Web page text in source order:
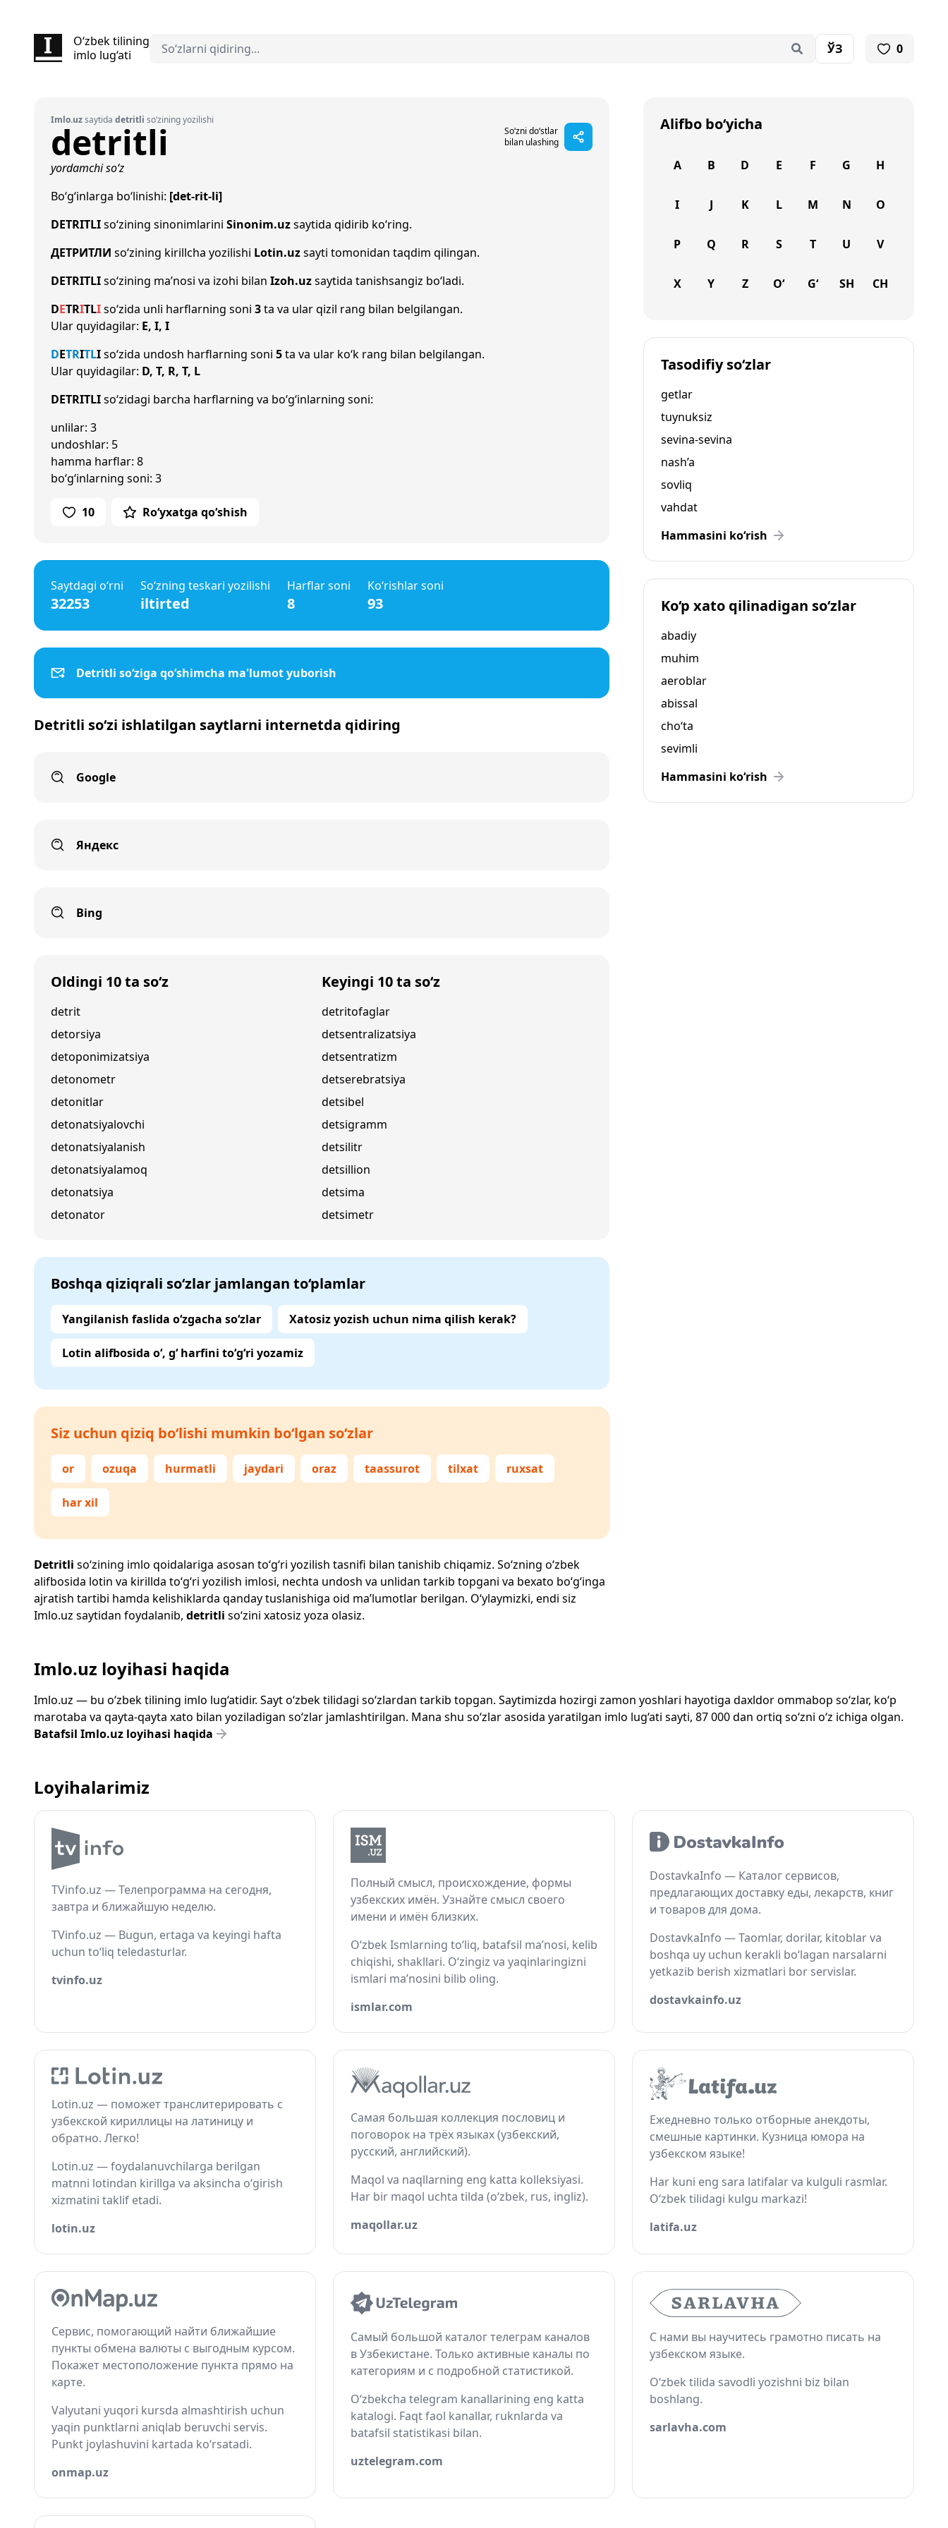
O‘zbek tilining
imlo lug‘ati
ЎЗ 0
Imlo.uzsaytida detritli so‘zining yozilishi
detritli
So‘zni do‘stlar
bilan ulashing
yordamchi so‘z
Bo‘g‘inlarga bo‘linishi: [det-rit-li]
DETRITLIso‘zining sinonimlarini Sinonim.uzsaytida qidirib ko‘ring.
ДЕТРИТЛИ so‘zining kirillcha yozilishi Lotin.uzsayti tomonidan taqdim qilingan.
DETRITLIso‘zining ma’nosi va izohi bilan Izoh.uzsaytida tanishsangiz bo‘ladi.
DETRITLIso‘zida unli harflarning soni 3ta va ular qizil rang bilan belgilangan.
Ular quyidagilar: E, I, I
DETRITLIso‘zida undosh harflarning soni 5ta va ular ko‘k rang bilan belgilangan.
Ular quyidagilar: D, T, R, T, L
DETRITLIso‘zidagi barcha harflarning va bo‘g‘inlarning soni:
unlilar: 3
undoshlar: 5
hamma harflar: 8
bo‘g‘inlarning soni: 3
10 Ro‘yxatga qo‘shish
Saytdagi o‘rni
32253
So‘zning teskari yozilishi
iltirted
Harflar soni
8
Ko‘rishlar soni
93
Detritli so‘ziga qo‘shimcha ma'lumot yuborish
Detritli so‘zi ishlatilgan saytlarni internetda qidiring
Google
Яндекс
Bing
Oldingi 10 ta so‘z
detrit
detorsiya
detoponimizatsiya
detonometr
detonitlar
detonatsiyalovchi
detonatsiyalanish
detonatsiyalamoq
detonatsiya
detonator
Keyingi 10 ta so‘z
detritofaglar
detsentralizatsiya
detsentratizm
detserebratsiya
detsibel
detsigramm
detsilitr
detsillion
detsima
detsimetr
Boshqa qiziqrali so‘zlar jamlangan to‘plamlar
Yangilanish faslida o‘zgacha so‘zlar Xatosiz yozish uchun nima qilish kerak?
Lotin alifbosida o‘, g‘ harfini to‘g‘ri yozamiz
Siz uchun qiziq bo‘lishi mumkin bo‘lgan so‘zlar
or ozuqa hurmatli jaydari oraz taassurot tilxat ruxsat
har xil
Detritli so‘zining imlo qoidalariga asosan to‘g‘ri yozilish tasnifi bilan tanishib chiqamiz. So‘zning o‘zbek
alifbosida lotin va kirillda to‘g‘ri yozilish imlosi, nechta undosh va unlidan tarkib topgani va bexato bo‘g‘inga
ajratish tartibi hamda kelishiklarda qanday tuslanishiga oid ma’lumotlar berilgan. O‘ylaymizki, endi siz
Imlo.uz saytidan foydalanib, detritli so‘zini xatosiz yoza olasiz.
Alifbo bo‘yicha
A B D E F G H
I J K L M N O
P Q R S T U V
X Y Z O‘ G‘ SH CH
Tasodifiy so‘zlar
getlar
tuynuksiz
sevina-sevina
nash’a
sovliq
vahdat
Hammasini ko‘rish
Ko‘p xato qilinadigan so‘zlar
abadiy
muhim
aeroblar
abissal
cho‘ta
sevimli
Hammasini ko‘rish
Imlo.uz loyihasi haqida
Imlo.uz — bu o‘zbek tilining imlo lug‘atidir. Sayt o‘zbek tilidagi so‘zlardan tarkib topgan. Saytimizda hozirgi zamon yoshlari hayotiga daxldor ommabop so‘zlar, ko‘p
marotaba va qayta-qayta xato bilan yoziladigan so‘zlar jamlashtirilgan. Mana shu so‘zlar asosida yaratilgan imlo lug‘ati sayti, 87 000 dan ortiq so‘zni o‘z ichiga olgan.
Batafsil Imlo.uz loyihasi haqida
Loyihalarimiz
TVinfo.uz — Телепрограмма на сегодня,
завтра и ближайшую неделю.
TVinfo.uz — Bugun, ertaga va keyingi hafta
uchun to‘liq teledasturlar.
tvinfo.uz
Полный смысл, происхождение, формы
узбекских имён. Узнайте смысл своего
имени и имён близких.
O‘zbek Ismlarning to‘liq, batafsil ma’nosi, kelib
chiqishi, shakllari. O‘zingiz va yaqinlaringizni
ismlari ma’nosini bilib oling.
ismlar.com
DostavkaInfo — Каталог сервисов,
предлагающих доставку еды, лекарств, книг
и товаров для дома.
DostavkaInfo — Taomlar, dorilar, kitoblar va
boshqa uy uchun kerakli bo‘lagan narsalarni
yetkazib berish xizmatlari bor servislar.
dostavkainfo.uz
Lotin.uz — поможет транслитерировать с
узбекской кириллицы на латиницу и
обратно. Легко!
Lotin.uz — foydalanuvchilarga berilgan
matnni lotindan kirillga va aksincha o‘girish
xizmatini taklif etadi.
lotin.uz
Самая большая коллекция пословиц и
поговорок на трёх языках (узбекский,
русский, английский).
Maqol va naqllarning eng katta kolleksiyasi.
Har bir maqol uchta tilda (o‘zbek, rus, ingliz).
maqollar.uz
Ежедневно только отборные анекдоты,
смешные картинки. Кузница юмора на
узбекском языке!
Har kuni eng sara latifalar va kulguli rasmlar.
O‘zbek tilidagi kulgu markazi!
latifa.uz
Сервис, помогающий найти ближайшие
пункты обмена валюты с выгодным курсом.
Покажет местоположение пункта прямо на
карте.
Valyutani yuqori kursda almashtirish uchun
yaqin punktlarni aniqlab beruvchi servis.
Punkt joylashuvini kartada ko‘rsatadi.
onmap.uz
Самый большой каталог телеграм каналов
в Узбекистане. Только активные каналы по
категориям и с подробной статистикой.
O‘zbekcha telegram kanallarining eng katta
katalogi. Faqt faol kanallar, ruknlarda va
batafsil statistikasi bilan.
uztelegram.com
С нами вы научитесь грамотно писать на
узбекском языке.
O‘zbek tilida savodli yozishni biz bilan
boshlang.
sarlavha.com